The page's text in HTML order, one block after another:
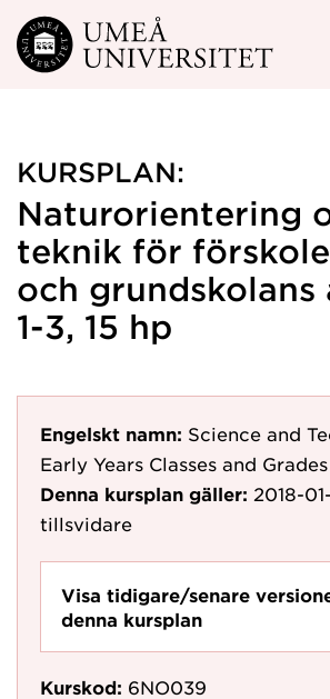
Hoppa direkt till innehållet
KURSPLAN:
Naturorientering
teknik för
och grundskolans
1-3, 15 hp
Engelskt namn: Science and
Early Years Classes and Grades
Denna kursplan gäller: 2018-
tillsvidare
Visa tidigare/senare
denna kursplan
Kurskod: 6NO039